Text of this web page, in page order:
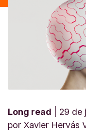
Long read
29 de
por Xavier Hervás